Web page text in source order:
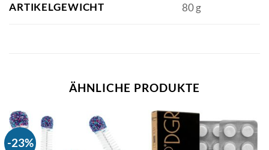
ARTIKELGEWICHT ‎80 g
ÄHNLICHE PRODUKTE
-23%